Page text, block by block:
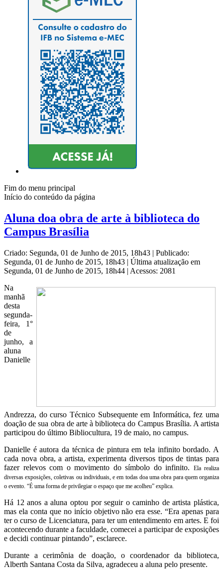
Fim do menu principal
Início do conteúdo da página
Aluna doa obra de arte à biblioteca do
Campus Brasília
Criado: Segunda, 01 de Junho de 2015, 18h43 | Publicado:
Segunda, 01 de Junho de 2015, 18h43 | Última atualização em
Segunda, 01 de Junho de 2015, 18h44 | Acessos: 2081
Na
manhã
desta
segunda-
feira, 1°
de
junho, a
aluna
Danielle
Andrezza, do curso Técnico Subsequente em Informática, fez uma
doação de sua obra de arte à biblioteca do Campus Brasília. A artista
participou do último Bibliocultura, 19 de maio, no campus.
Danielle é autora da técnica de pintura em tela infinito bordado. A
cada nova obra, a artista, experimenta diversos tipos de tintas para
fazer relevos com o movimento do símbolo do infinito.
Ela realiza
diversas exposições, coletivas ou individuais, e em todas doa uma obra para quem organiza
o evento. “É uma forma de privilegiar o espaço que me acolheu” explica.
Há 12 anos a aluna optou por seguir o caminho de artista plástica,
mas ela conta que no início objetivo não era esse. “Era apenas para
ter o curso de Licenciatura, para ter um entendimento em artes. E foi
acontecendo durante a faculdade, comecei a participar de exposições
e decidi continuar pintando”, esclarece.
Durante a cerimônia de doação, o coordenador da biblioteca,
Alberth Santana Costa da Silva, agradeceu a aluna pelo presente.